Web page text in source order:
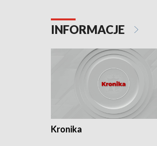
INFORMACJE
Kronika